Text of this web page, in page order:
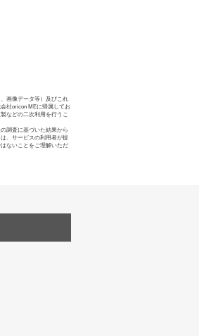
画像データ等）及びこれ
社oricon MEに帰属してお
などの二次利用を行うこ
調査に基づいた結果から
、サービスの利用者が提
ないことをご理解いただ